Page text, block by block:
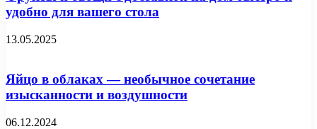
удобно для вашего стола
13.05.2025
Яйцо в облаках — необычное сочетание
изысканности и воздушности
06.12.2024